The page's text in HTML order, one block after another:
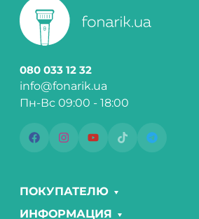
080 033 12 32
info@fonarik.ua
Пн-Вс 09:00 - 18:00
ПОКУПАТЕЛЮ
ИНФОРМАЦИЯ